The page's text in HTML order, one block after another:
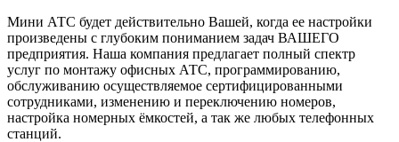
Мини АТС будет действительно Вашей, когда ее настройки
произведены с глубоким пониманием задач ВАШЕГО
предприятия. Наша компания предлагает полный спектр
услуг по монтажу офисных АТС, программированию,
обслуживанию осуществляемое сертифицированными
сотрудниками, изменению и переключению номеров,
настройка номерных ёмкостей, а так же любых телефонных
станций.